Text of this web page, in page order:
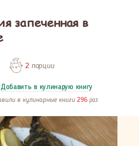
запеченная в
2порции
Добавить в кулинарую книгу
в кулинарные книги 296 раз